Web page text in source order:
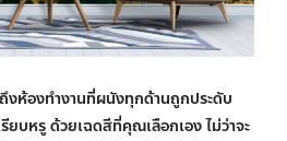
งห้องทำงานที่ผนังทุกด้านถูกประดับ
ยบหรู ด้วยเฉดสีที่คุณเลือกเอง ไม่ว่าจะ